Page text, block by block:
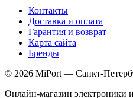
Контакты
Доставка и оплата
Гарантия и возврат
Карта сайта
Бренды
© 2026 MiPort — Санкт-
Онлайн-магазин электроники